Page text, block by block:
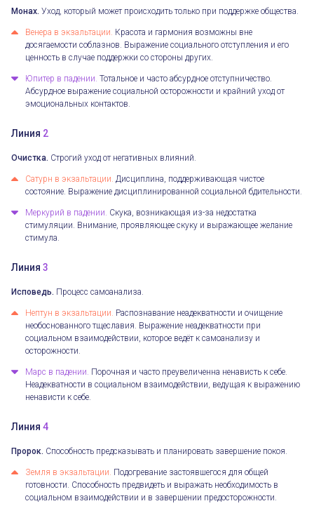
Монах. Уход, который может происходить только при поддержке общества.
Венера в экзальтации. Красота и гармония возможны вне
досягаемости соблазнов. Выражение социального отступления и его
ценность в случае поддержки со стороны других.
Юпитер в падении. Тотальное и часто абсурдное отступничество.
Абсурдное выражение социальной осторожности и крайний уход от
эмоциональных контактов.
Линия 2
Очистка. Строгий уход от негативных влияний.
Сатурн в экзальтации. Дисциплина, поддерживающая чистое
состояние. Выражение дисциплинированной социальной бдительности.
Меркурий в падении. Скука, возникающая из-за недостатка
стимуляции. Внимание, проявляющее скуку и выражающее желание
стимула.
Линия 3
Исповедь. Процесс самоанализа.
Нептун в экзальтации. Распознавание неадекватности и очищение
необоснованного тщеславия. Выражение неадекватности при
социальном взаимодействии, которое ведёт к самоанализу и
осторожности.
Марс в падении. Порочная и часто преувеличенна ненависть к себе.
Неадекватности в социальном взаимодействии, ведущая к выражению
ненависти к себе.
Линия 4
Пророк. Способность предсказывать и планировать завершение покоя.
Земля в экзальтации. Подогревание застоявшегося для общей
готовности. Способность предвидеть и выражать необходимость в
социальном взаимодействии и в завершении предосторожности.